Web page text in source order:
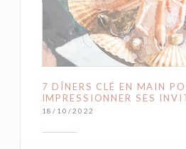
7 DÎNERS CLÉ EN MAIN
IMPRESSIONNER SES
18/10/2022